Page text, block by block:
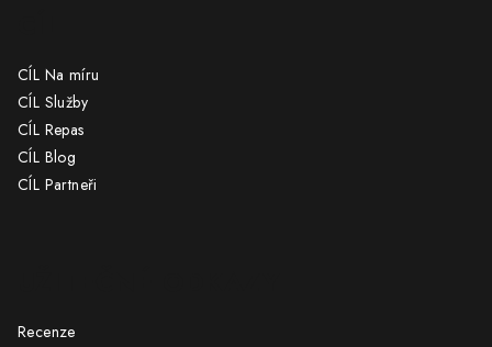
CÍL Na míru
CÍL Služby
CÍL Repas
CÍL Blog
CÍL Partneři
Recenze